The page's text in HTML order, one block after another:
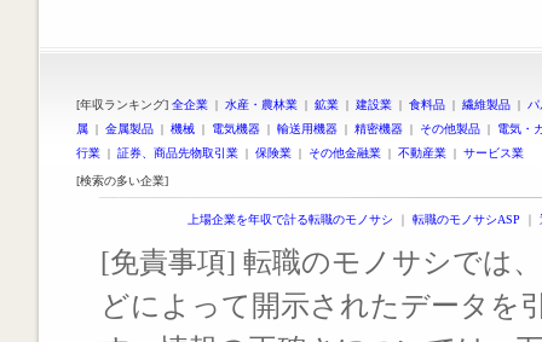
[年収ランキング] 全企業 | 水産・農林業 | 鉱業 | 建設業 | 食料品 | 繊維製品 |
属 | 金属製品 | 機械 | 電気機器 | 輸送用機器 | 精密機器 | その他製品 | 電気・
行業 | 証券、商品先物取引業 | 保険業 | その他金融業 | 不動産業 | サービス業
[検索の多い企業]
上場企業を年収で計る転職のモノサシ ｜ 転職のモノサシASP ｜
[免責事項] 転職のモノサシでは
どによって開示されたデータを